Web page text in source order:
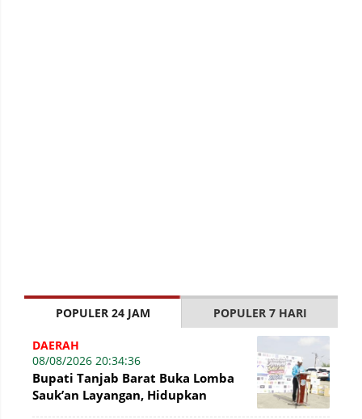
POPULER 24 JAM POPULER 7 HARI
DAERAH
08/08/2026 20:34:36
Bupati Tanjab Barat Buka Lomba
Sauk’an Layangan, Hidupkan